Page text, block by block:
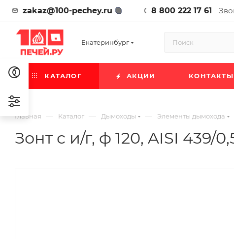
zakaz@100-pechey.ru 8 800 222 17 61
Екатеринбург
КАТАЛОГ АКЦИИ КОНТАКТЫ
Главная — Каталог — Дымоходы — Элементы дымохода
Зонт с и/г, ф 120, AISI 439/